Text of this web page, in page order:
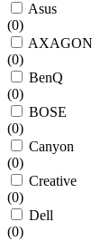
Asus
(0)
AXAGON
(0)
BenQ
(0)
BOSE
(0)
Canyon
(0)
Creative
(0)
Dell
(0)